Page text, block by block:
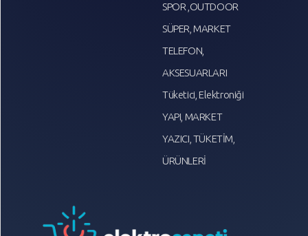
SPOR ,OUTDOOR
SÜPER, MARKET
TELEFON,
AKSESUARLARI
Tüketici, Elektroniği
YAPI, MARKET
YAZICI, TÜKETİM,
ÜRÜNLERİ